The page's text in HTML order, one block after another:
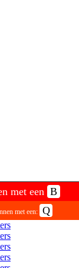
met een B
met een: Q